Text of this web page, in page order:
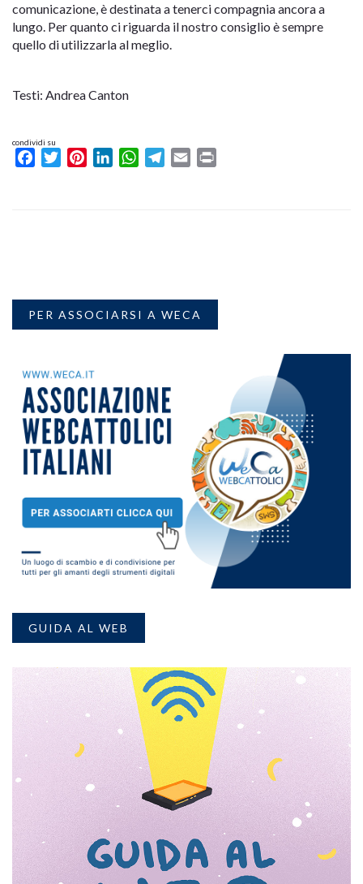
comunicazione, è destinata a tenerci compagnia ancora a
lungo. Per quanto ci riguarda il nostro consiglio è sempre
quello di utilizzarla al meglio.
Testi: Andrea Canton
condividi su
FacebookTwitterPinterestLinkedInWhatsAppTelegram
Email
PER ASSOCIARSI A WECA
GUIDA AL WEB